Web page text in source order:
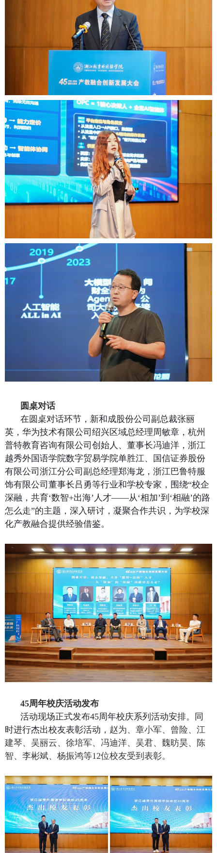
圆桌对话
在圆桌对话环节，新和成股份公司副总裁张丽
英，华为技术有限公司绍兴区域总经理周敏章，杭州
普特教育咨询有限公司创始人、董事长冯迪洋，浙江
越秀外国语学院数字贸易学院单胜江、国信证券股份
有限公司浙江分公司副总经理郑海龙，浙江巴鲁特服
饰有限公司董事长吕勇等行业和学校专家，围绕“校企
深融，共育‘数智+出海’ 人才——从‘相加’到 ‘相融’的路
怎么走”的主题，深入研讨，凝聚合作共识，为学校深
化产教融合提供经验借鉴。
45周年校庆活动发布
活动现场正式发布45周年校庆系列活动安排。同
时进行杰出校友表彰活动， 赵为、章小军、曾险、江
建琴、吴丽云、 徐培军、冯迪洋、吴君、魏昉昊、陈
智、李彬斌、杨振鸿等12位校友受到表彰。